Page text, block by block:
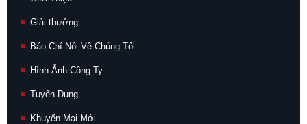
Giải thưởng
Báo Chí Nói Về Chúng Tôi
Hình Ảnh Công Ty
Tuyển Dụng
Khuyến Mại Mới